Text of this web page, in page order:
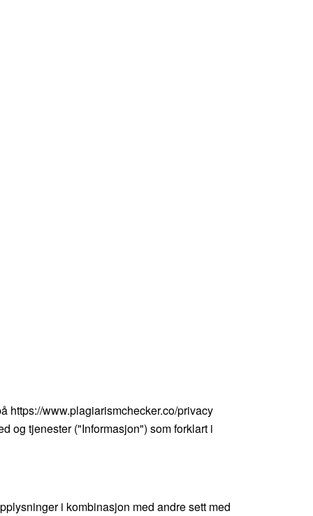
https://www.plagiarismchecker.co/privacy
og tjenester ("Informasjon") som forklart i
i kombinasjon med andre sett med